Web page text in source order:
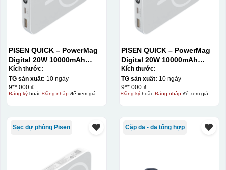
PISEN QUICK – PowerMag
Digital 20W 10000mAh
Power bank. White: 200pcs;
Blue: 200pcs
Kích thước:
TG sản xuất: 10 ngày
9**.000 ₫
Đăng kýhoặc Đăng nhậpđể xem giá
PISEN QUICK – PowerMag
Digital 20W 10000mAh
Power bank. White: 200pcs;
Blue: 200pcs
Kích thước:
TG sản xuất: 10 ngày
9**.000 ₫
Đăng kýhoặc Đăng nhậpđể xem giá
Sạc dự phòng Pisen Cặp da - da tổng hợp